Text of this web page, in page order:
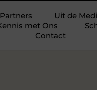
Partners
Uit de
met Ons
Contact